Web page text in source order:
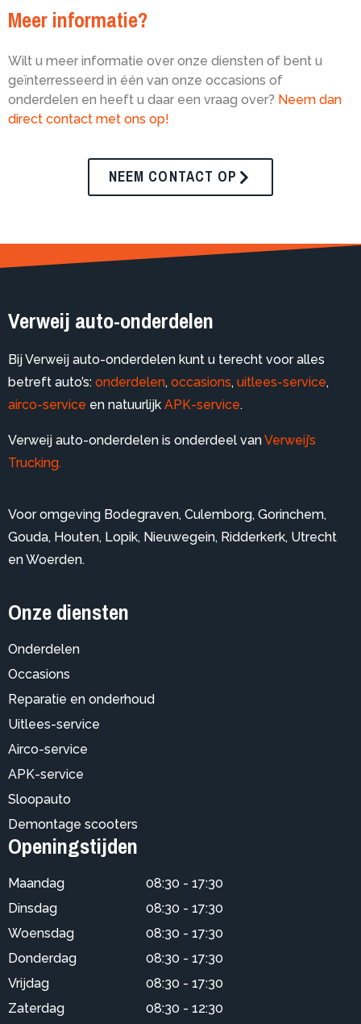
Meer informatie?
Wilt u meer informatie over onze diensten of bent u
geïnterresseerd in één van onze occasions of
onderdelen en heeft u daar een vraag over? Neem dan
direct contact met ons op!
NEEM CONTACT OP
Verweij auto-onderdelen
Bij Verweij auto-onderdelen kunt u terecht voor alles
betreft auto’s: onderdelen, occasions, uitlees-service,
airco-service en natuurlijk APK-service.
Verweij auto-onderdelen is onderdeel vanVerweij’s
Trucking.
Voor omgeving Bodegraven, Culemborg, Gorinchem,
Gouda, Houten, Lopik, Nieuwegein, Ridderkerk, Utrecht
enWoerden.
Onze diensten
Onderdelen
Occasions
Reparatie en onderhoud
Uitlees-service
Airco-service
APK-service
Sloopauto
Demontage scooters
Openingstijden
Maandag
Dinsdag
Woensdag
Donderdag
Vrijdag
Zaterdag
08:30 - 17:30
08:30 - 17:30
08:30 - 17:30
08:30 - 17:30
08:30 - 17:30
08:30 - 12:30